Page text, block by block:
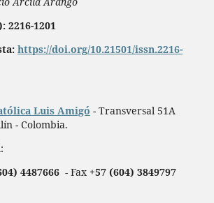
2216-1201
https://doi.org/10.21501/issn.2216-
Luis Amigó - Transversal 51A
- Colombia.
4487666- Fax +57 (604) 3849797